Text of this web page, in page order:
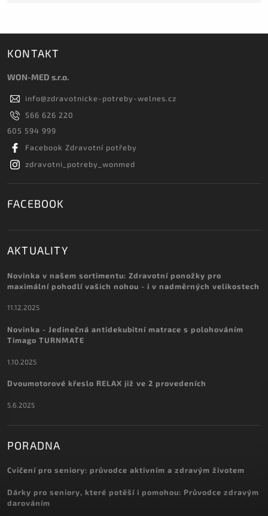
KONTAKT
WON-MED s.r.o.
info@zdravotnicke-potreby-welnes.cz
566 626 220
605 594 999
Facebook Zdravotní potřeby
zdravotni_potreby_wonmed
FACEBOOK
AKTUALITY
Novinka v našem sortimentu: Zdravotní ponožky pro
maximální pohodlí vašich nohou - i v nadměrných velikostech
11.12.2025
Novinka - Jedinečná antidekubitní matrace s polohováním
Timago TURNMATE
1.10.2025
Dvoumotorové křeslo RELAX již ve 2 provedeních
5.6.2025
PORADNA
Cvičení pro seniory: průvodce aktivním a zdravým životem
Dárky pro seniory, které potěší i pomohou: Průvodce zdravým
darováním